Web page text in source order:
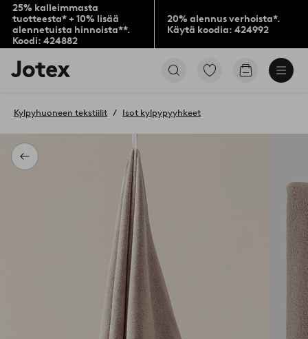
25% kalleimmasta
tuotteesta* + 10% lisää
alennetuista hinnoista**.
Koodi: 424882
20% alennus verhoista*.
Käytä koodia: 424992
Jotex-
logo
aloitussivulle
Siirry
Siirry
Takaisin
Kylpyhuoneen tekstiilit Isot kylpypyyhkeet